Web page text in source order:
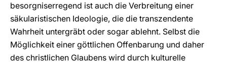
besorgniserregend ist auch die Verbreitung einer
säkularistischen Ideologie, die die transzendente
Wahrheit untergräbt oder sogar ablehnt. Selbst die
Möglichkeit einer göttlichen Offenbarung und daher
des christlichen Glaubens wird durch kulturelle